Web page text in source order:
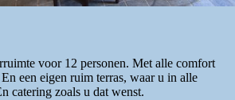
voor 12 personen. Met alle comfort
een eigen ruim terras, waar u in alle
catering zoals u dat wenst.